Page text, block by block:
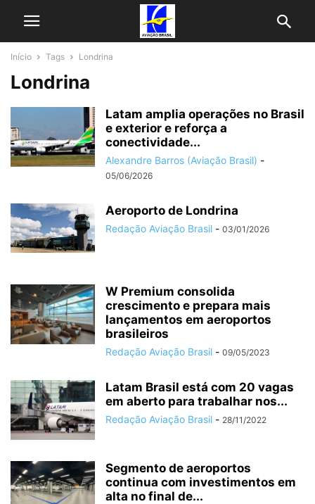
Início Tags Londrina
Londrina
Latam amplia operações no Brasil
e exterior e reforça a
conectividade...
Alexandre Barros (Aviação Brasil) -
05/06/2026
Aeroporto de Londrina
Redação Aviação Brasil - 03/01/2026
W Premium consolida
crescimento e prepara mais
lançamentos em aeroportos
brasileiros
Redação Aviação Brasil - 09/05/2023
Latam Brasil está com 20 vagas
em aberto para trabalhar nos...
Redação Aviação Brasil - 28/11/2022
Segmento de aeroportos
continua com investimentos em
alta no final de...